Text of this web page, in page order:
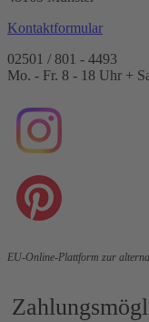
Kontaktformular
02501 / 801 - 4493
Mo. - Fr. 8 - 18 Uhr +
EU-Online-Plattform zur